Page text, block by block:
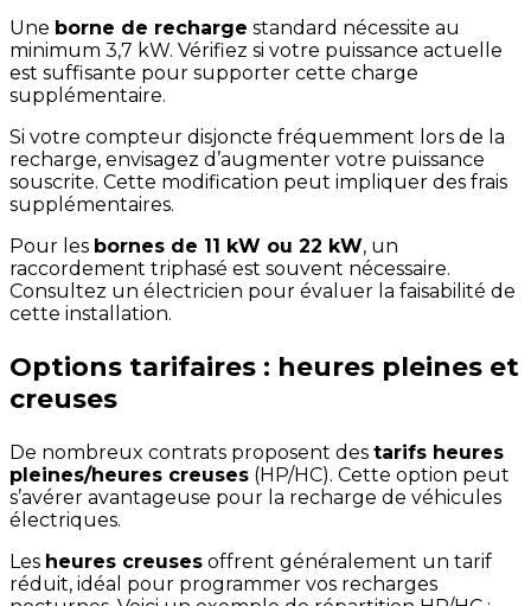
Une borne de recharge standard nécessite au
minimum 3,7 kW. Vérifiez si votre puissance actuelle
est suffisante pour supporter cette charge
supplémentaire.
Si votre compteur disjoncte fréquemment lors de la
recharge, envisagez d’augmenter votre puissance
souscrite. Cette modification peut impliquer des frais
supplémentaires.
Pour les bornes de 11 kW ou 22 kW, un
raccordement triphasé est souvent nécessaire.
Consultez un électricien pour évaluer la faisabilité de
cette installation.
Options tarifaires : heures pleines et
creuses
De nombreux contrats proposent des tarifs heures
pleines/heures creuses (HP/HC). Cette option peut
s’avérer avantageuse pour la recharge de véhicules
électriques.
Les heures creuses offrent généralement un tarif
réduit, idéal pour programmer vos recharges